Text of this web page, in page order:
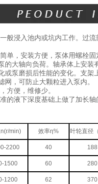
般浸入池内或坑内工作。过
单，安装方便，泵体用螺栓
大轴向负荷。轴承体上安
泵磨损后性能的变化。支
，可防止大颗粒进入泵内。
方便，维修少。
的液下深度基础上做了加长
min) 效率η% 叶轮直径
2200 40 188
1500 60 280
1200 62 370